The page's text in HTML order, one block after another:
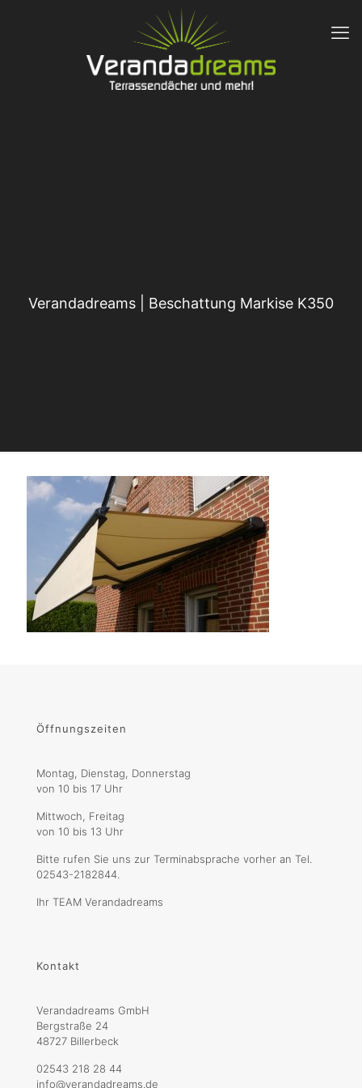
Verandadreams | Beschattung Markise K350
Öffnungszeiten
Montag, Dienstag, Donnerstag
von 10 bis 17 Uhr
Mittwoch, Freitag
von 10 bis 13 Uhr
Bitte rufen Sie uns zur Terminabsprache vorher an Tel.
02543-2182844.
Ihr TEAM Verandadreams
Kontakt
Verandadreams GmbH
Bergstraße 24
48727 Billerbeck
02543 218 28 44
info@verandadreams.de